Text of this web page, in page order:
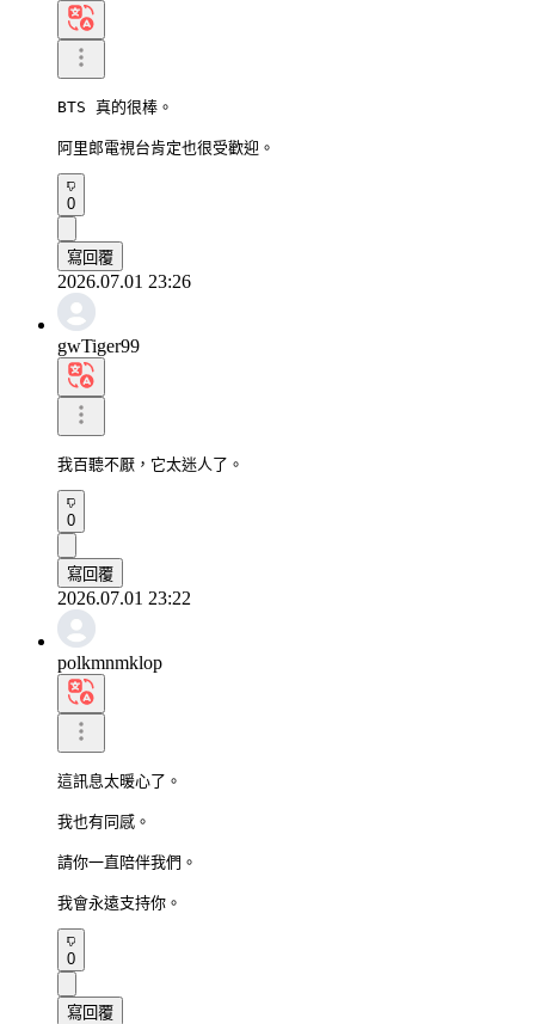
BTS 真的很棒。
阿里郎電視台肯定也很受歡迎。
0
寫回覆
2026.07.01 23:26
gwTiger99
我百聽不厭，它太迷人了。
0
寫回覆
2026.07.01 23:22
polkmnmklop
這訊息太暖心了。
我也有同感。
請你一直陪伴我們。
我會永遠支持你。
0
寫回覆